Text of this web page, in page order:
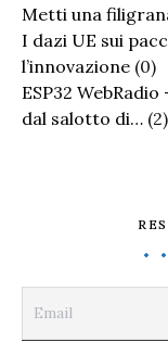
Metti una
I dazi UE sui
l’innovazione (0)
ESP32
dal salotto di… (2)